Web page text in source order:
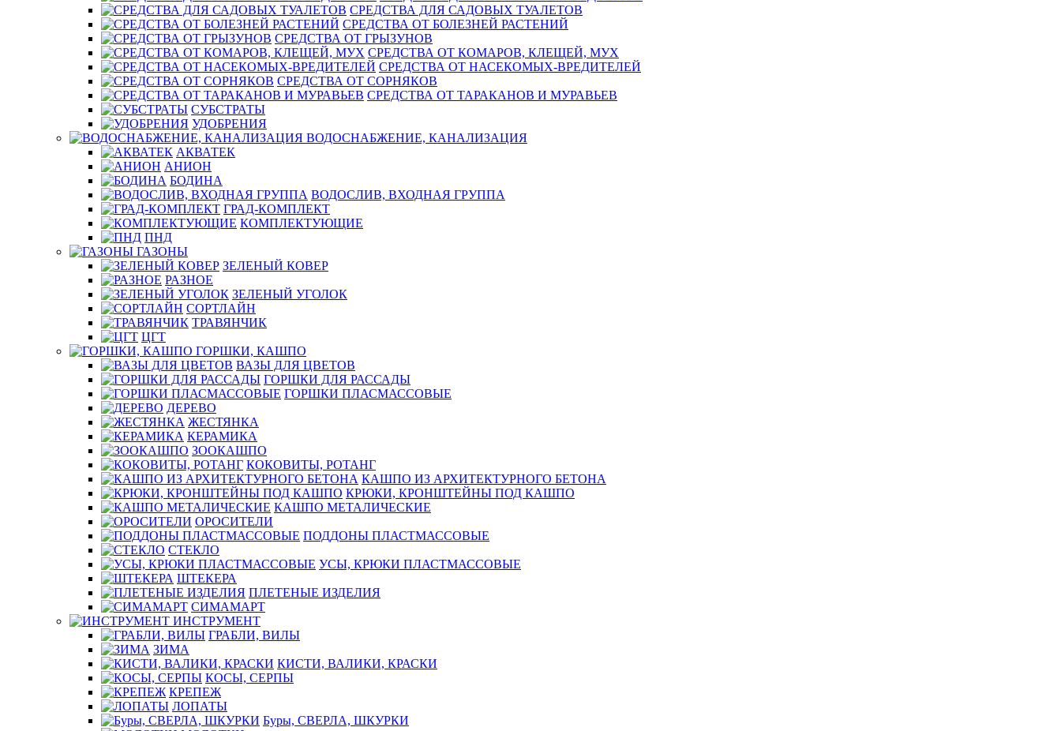
СРЕДСТВА ДЛЯ САДОВЫХ ТУАЛЕТОВ
СРЕДСТВА ОТ БОЛЕЗНЕЙ РАСТЕНИЙ
СРЕДСТВА ОТ ГРЫЗУНОВ
СРЕДСТВА ОТ КОМАРОВ, КЛЕЩЕЙ, МУХ
СРЕДСТВА ОТ НАСЕКОМЫХ-ВРЕДИТЕЛЕЙ
СРЕДСТВА ОТ СОРНЯКОВ
СРЕДСТВА ОТ ТАРАКАНОВ И МУРАВЬЕВ
СУБСТРАТЫ
УДОБРЕНИЯ
ВОДОСНАБЖЕНИЕ, КАНАЛИЗАЦИЯ
АКВАТЕК
АНИОН
БОДИНА
ВОДОСЛИВ, ВХОДНАЯ ГРУППА
ГРАД-КОМПЛЕКТ
КОМПЛЕКТУЮЩИЕ
ПНД
ГАЗОНЫ
ЗЕЛЕНЫЙ КОВЕР
РАЗНОЕ
ЗЕЛЕНЫЙ УГОЛОК
СОРТЛАЙН
ТРАВЯНЧИК
ЦГТ
ГОРШКИ, КАШПО
ВАЗЫ ДЛЯ ЦВЕТОВ
ГОРШКИ ДЛЯ РАССАДЫ
ГОРШКИ ПЛАСМАССОВЫЕ
ДЕРЕВО
ЖЕСТЯНКА
КЕРАМИКА
ЗООКАШПО
КОКОВИТЫ, РОТАНГ
КАШПО ИЗ АРХИТЕКТУРНОГО БЕТОНА
КРЮКИ, КРОНШТЕЙНЫ ПОД КАШПО
КАШПО МЕТАЛИЧЕСКИЕ
ОРОСИТЕЛИ
ПОДДОНЫ ПЛАСТМАССОВЫЕ
СТЕКЛО
УСЫ, КРЮКИ ПЛАСТМАССОВЫЕ
ШТЕКЕРА
ПЛЕТЕНЫЕ ИЗДЕЛИЯ
СИМАМАРТ
ИНСТРУМЕНТ
ГРАБЛИ, ВИЛЫ
ЗИМА
КИСТИ, ВАЛИКИ, КРАСКИ
КОСЫ, СЕРПЫ
КРЕПЕЖ
ЛОПАТЫ
Буры, СВЕРЛА, ШКУРКИ